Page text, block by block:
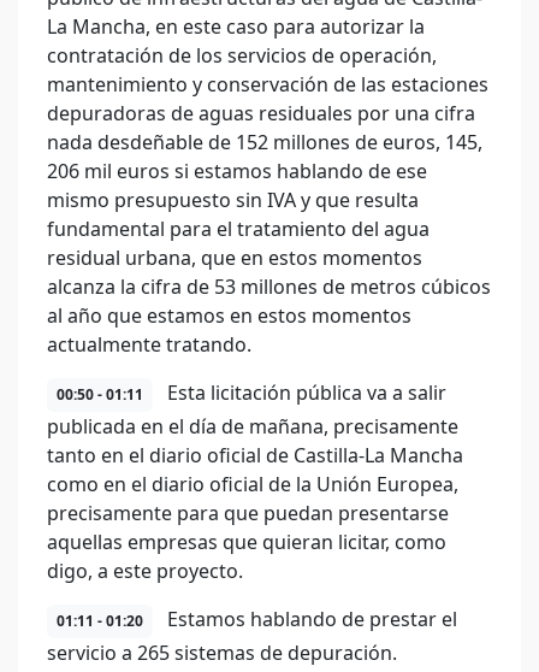
La Mancha, en este caso para autorizar la
contratación de los servicios de operación,
mantenimiento y conservación de las estaciones
depuradoras de aguas residuales por una cifra
nada desdeñable de 152 millones de euros, 145,
206 mil euros si estamos hablando de ese
mismo presupuesto sin IVA y que resulta
fundamental para el tratamiento del agua
residual urbana, que en estos momentos
alcanza la cifra de 53 millones de metros cúbicos
al año que estamos en estos momentos
actualmente tratando.
00:50 - 01:11
Esta licitación pública va a salir
publicada en el día de mañana, precisamente
tanto en el diario oficial de Castilla-La Mancha
como en el diario oficial de la Unión Europea,
precisamente para que puedan presentarse
aquellas empresas que quieran licitar, como
digo, a este proyecto.
01:11 - 01:20
Estamos hablando de prestar el
servicio a 265 sistemas de depuración.